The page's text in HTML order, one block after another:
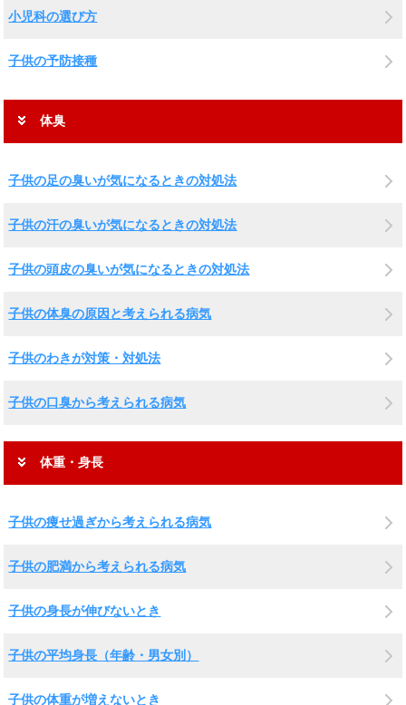
小児科の選び方
子供の予防接種
体臭
子供の足の臭いが気になるときの対処法
子供の汗の臭いが気になるときの対処法
子供の頭皮の臭いが気になるときの対処法
子供の体臭の原因と考えられる病気
子供のわきが対策・対処法
子供の口臭から考えられる病気
体重・身長
子供の痩せ過ぎから考えられる病気
子供の肥満から考えられる病気
子供の身長が伸びないとき
子供の平均身長（年齢・男女別）
子供の体重が増えないとき